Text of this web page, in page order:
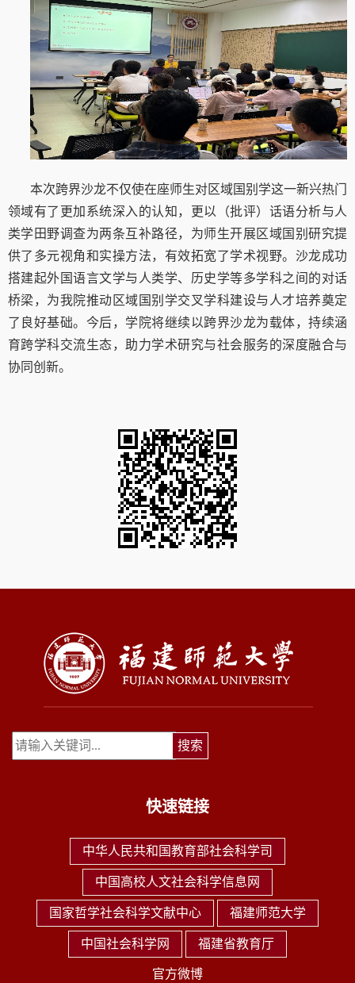
本次跨界沙龙不仅使在座师生对区域国别学这一新兴热门
领域有了更加系统深入的认知，更以（批评）话语分析与人
类学田野调查为两条互补路径，为师生开展区域国别研究提
供了多元视角和实操方法，有效拓宽了学术视野。沙龙成功
搭建起外国语言文学与人类学、历史学等多学科之间的对话
桥梁，为我院推动区域国别学交叉学科建设与人才培养奠定
了良好基础。今后，学院将继续以跨界沙龙为载体，持续涵
育跨学科交流生态，助力学术研究与社会服务的深度融合与
协同创新。
快速链接
中华人民共和国教育部社会科学司
中国高校人文社会科学信息网
国家哲学社会科学文献中心 福建师范大学
中国社会科学网 福建省教育厅
官方微博